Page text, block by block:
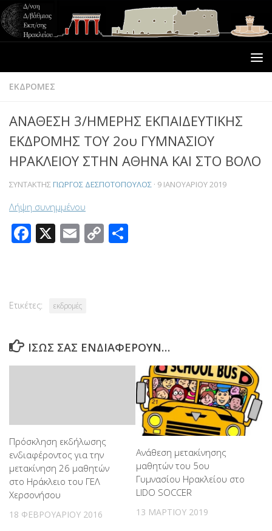
ΕΚΔΡΟΜΕΣ
ΑΝΑΘΕΣΗ 3/ΗΜΕΡΗΣ ΕΚΠΑΙΔΕΥΤΙΚΗΣ
ΕΚΔΡΟΜΗΣ ΤΟΥ 2ου ΓΥΜΝΑΣΙΟΥ
ΗΡΑΚΛΕΙΟΥ ΣΤΗΝ ΑΘΗΝΑ ΚΑΙ ΣΤΟ ΒΟΛΟ
ΣΥΝΤΆΚΤΗΣ ΓΙΏΡΓΟΣ ΔΕΣΠΟΤΌΠΟΥΛΟΣ · 9 ΙΑΝΟΥΑΡΊΟΥ 2019
Λήψη συνημμένου
Facebook
X Email
Copy
Ετικέτες: εκδρομές
ΊΣΩΣ ΣΑΣ ΕΝΔΙΑΦΈΡΟΥΝ…
Πρόσκληση εκδήλωσης
ενδιαφέροντος για την
μετακίνηση 26 μαθητών
στο Ηράκλειο του ΓΕΛ
Χερσονήσου
18 ΦΕΒΡΟΥΑΡΊΟΥ 2016
Ανάθεση μετακίνησης
μαθητών του 5ου
Γυμνασίου Ηρακλείου στo
LIDO SOCCER
13 ΜΑΡΤΊΟΥ 2019